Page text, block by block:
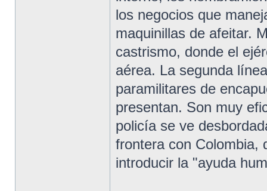
los negocios que
maquinillas de afeitar.
castrismo, donde el
aérea. La segunda
paramilitares de
presentan. Son muy
policía se ve
frontera con Colombia,
introducir la "ayuda